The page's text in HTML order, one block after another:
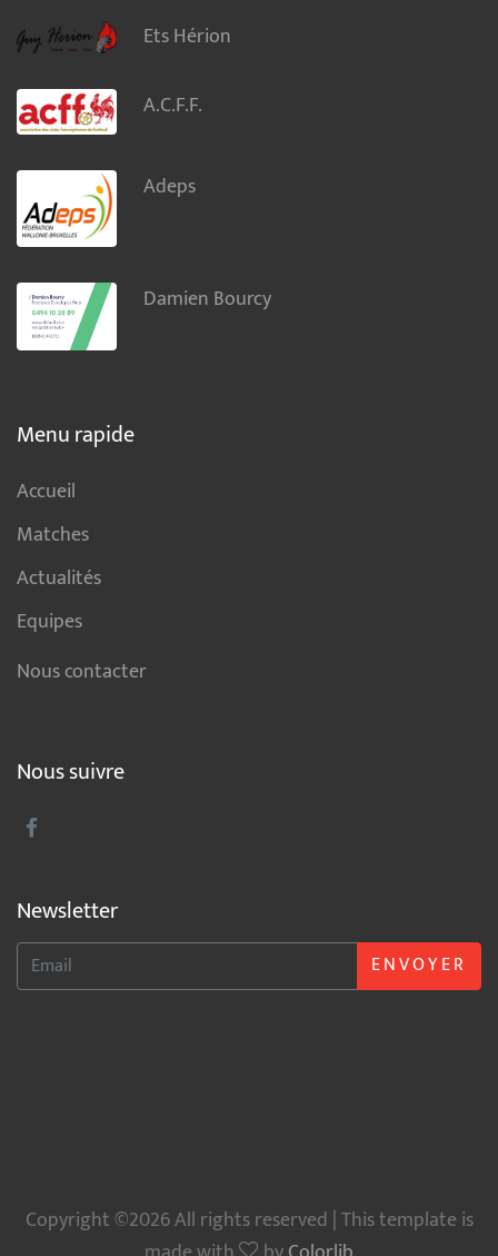
Ets Hérion
A.C.F.F.
Adeps
Damien Bourcy
Menu rapide
Accueil
Matches
Actualités
Equipes
Nous contacter
Nous suivre
Newsletter
ENVOYER
Copyright ©2026 All rights reserved | This template is